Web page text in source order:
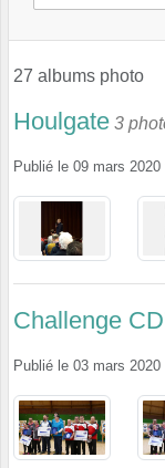
27 albums photo
Houlgate 3
Publié le 09 mars 2020
Challenge
Publié le 03 mars 2020